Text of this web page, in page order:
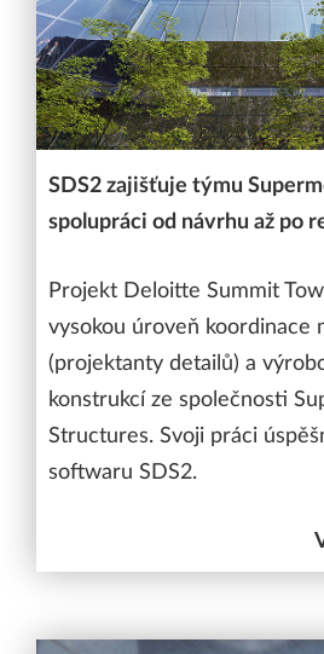
SDS2 zajišťuje týmu
spolupráci od návrhu až po
Projekt Deloitte Summit
vysokou úroveň koordinace
(projektanty detailů) a
konstrukcí ze společnosti
Structures. Svoji práci
softwaru SDS2.